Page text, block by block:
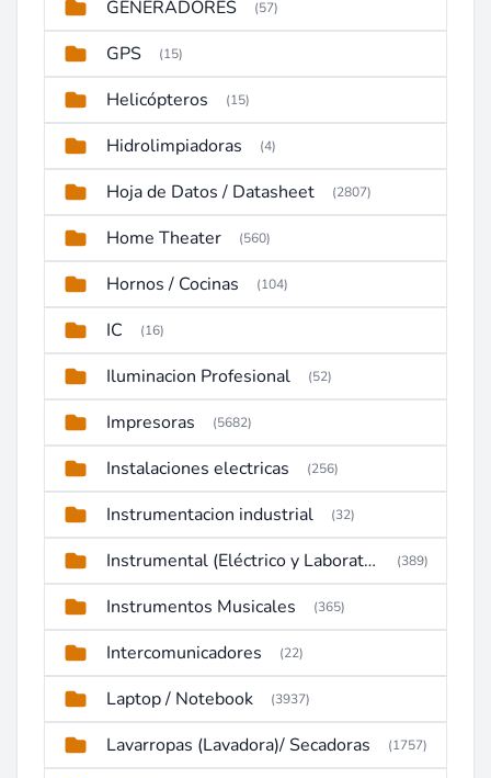
GENERADORES (57)
GPS (15)
Helicópteros (15)
Hidrolimpiadoras (4)
Hoja de Datos / Datasheet (2807)
Home Theater (560)
Hornos / Cocinas (104)
IC (16)
Iluminacion Profesional (52)
Impresoras (5682)
Instalaciones electricas (256)
Instrumentacion industrial (32)
Instrumental (Eléctrico y Laboratorio) (389)
Instrumentos Musicales (365)
Intercomunicadores (22)
Laptop / Notebook (3937)
Lavarropas (Lavadora)/ Secadoras (1757)